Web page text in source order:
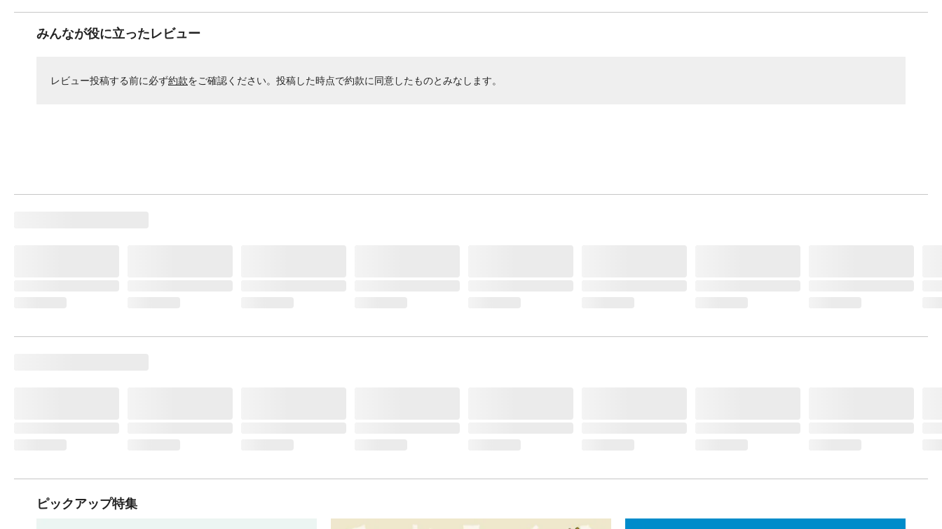
みんなが役に立ったレビュー
レビュー投稿する前に必ず約款をご確認ください。投稿した時点で約款に同意したものとみなします。
ピックアップ特集